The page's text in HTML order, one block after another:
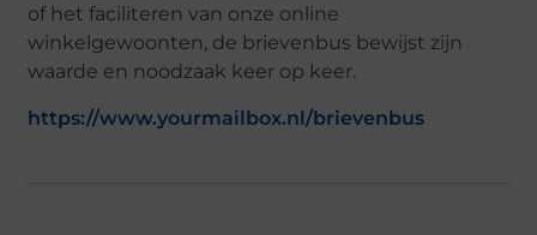
of het faciliteren van onze online
winkelgewoonten, de brievenbus bewijst zijn
waarde en noodzaak keer op keer.
https://www.yourmailbox.nl/brievenbus